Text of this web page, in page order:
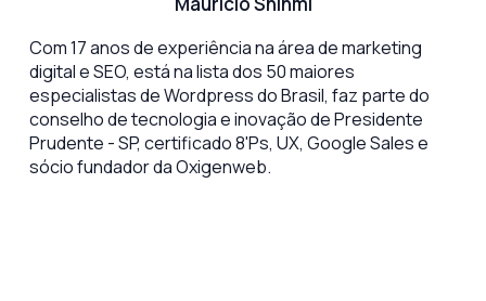
Com 17 anos de experiência na área de marketing
digital e SEO, está na lista dos 50 maiores
especialistas de Wordpress do Brasil, faz parte do
conselho de tecnologia e inovação de Presidente
Prudente - SP, certificado 8'Ps, UX, Google Sales e
sócio fundador da Oxigenweb.